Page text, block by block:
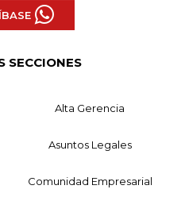
SECCIONES
Alta Gerencia
Asuntos Legales
Comunidad Empresarial